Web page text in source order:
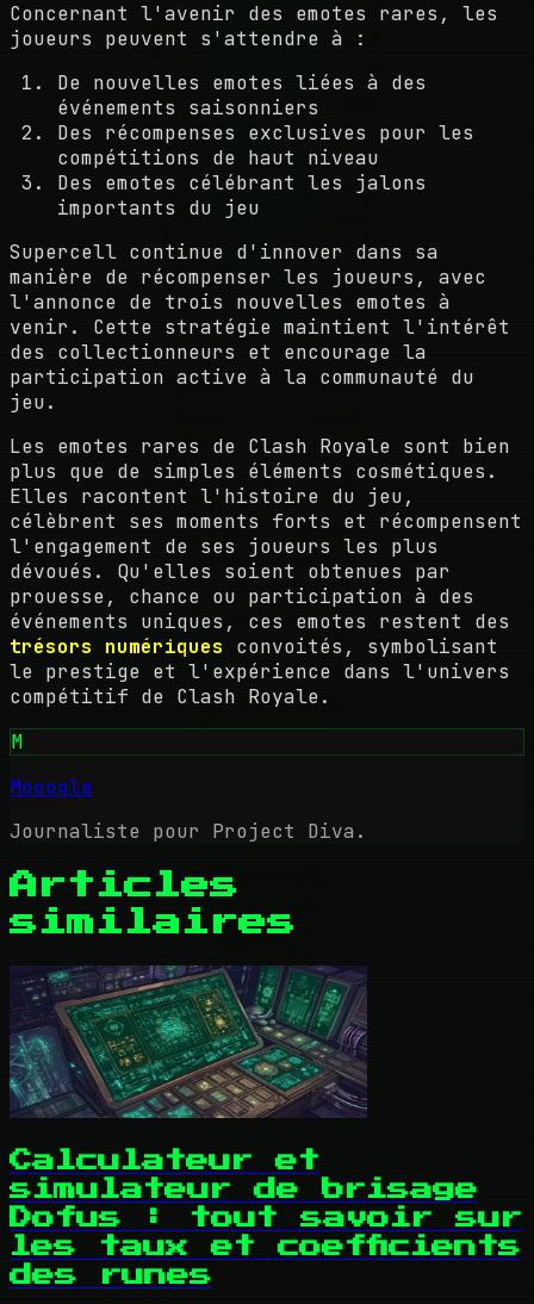
Concernant l'avenir des emotes rares, les
joueurs peuvent s'attendre à :
De nouvelles emotes liées à des
événements saisonniers
Des récompenses exclusives pour les
compétitions de haut niveau
Des emotes célébrant les jalons
importants du jeu
Supercell continue d'innover dans sa
manière de récompenser les joueurs, avec
l'annonce de trois nouvelles emotes à
venir. Cette stratégie maintient l'intérêt
des collectionneurs et encourage la
participation active à la communauté du
jeu.
Les emotes rares de Clash Royale sont bien
plus que de simples éléments cosmétiques.
Elles racontent l'histoire du jeu,
célèbrent ses moments forts et récompensent
l'engagement de ses joueurs les plus
dévoués. Qu'elles soient obtenues par
prouesse, chance ou participation à des
événements uniques, ces emotes restent des
trésors numériques convoités, symbolisant
le prestige et l'expérience dans l'univers
compétitif de Clash Royale.
M
Mooogle
Journaliste pour Project Diva.
Articles
similaires
Calculateur et
simulateur de brisage
Dofus : tout savoir sur
les taux et coefficients
des runes